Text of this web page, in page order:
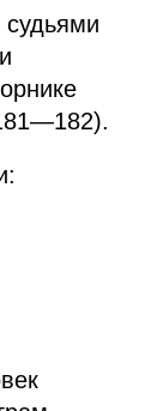
судьями